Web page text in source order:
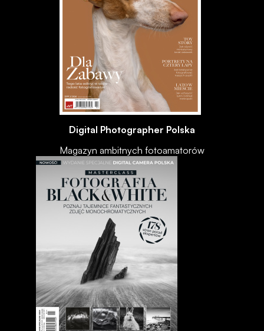
Digital Photographer Polska
Magazyn ambitnych fotoamatorów